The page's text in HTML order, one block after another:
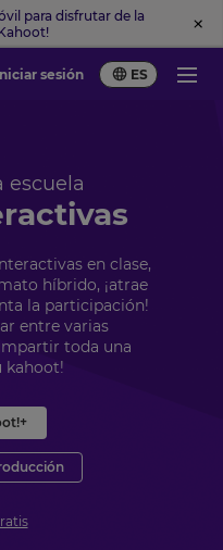
para disfrutar de la
Iniciar sesión ES
escuela
en clase,
híbrido, ¡atrae
la participación!
entre varias
toda una
kahoot!